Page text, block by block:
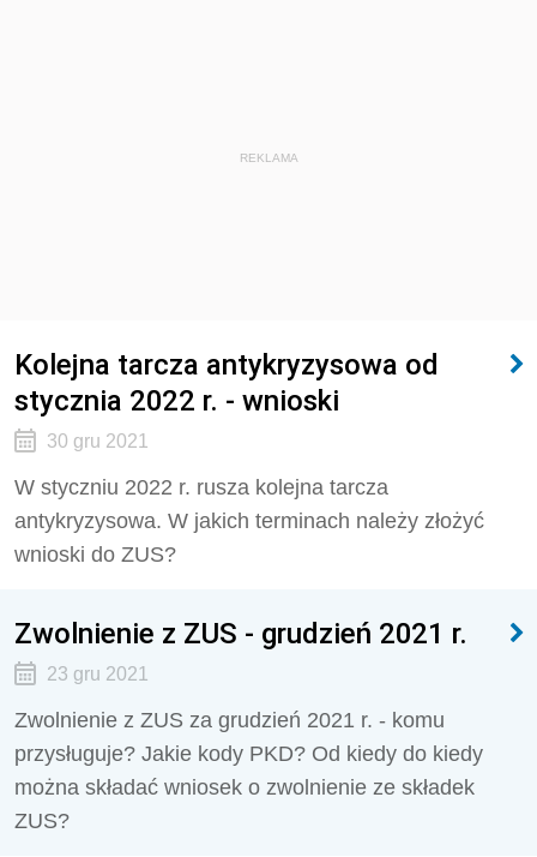
REKLAMA
Kolejna tarcza antykryzysowa od
stycznia 2022 r. - wnioski
30 gru 2021
W styczniu 2022 r. rusza kolejna tarcza
antykryzysowa. W jakich terminach należy złożyć
wnioski do ZUS?
Zwolnienie z ZUS - grudzień 2021 r.
23 gru 2021
Zwolnienie z ZUS za grudzień 2021 r. - komu
przysługuje? Jakie kody PKD? Od kiedy do kiedy
można składać wniosek o zwolnienie ze składek
ZUS?